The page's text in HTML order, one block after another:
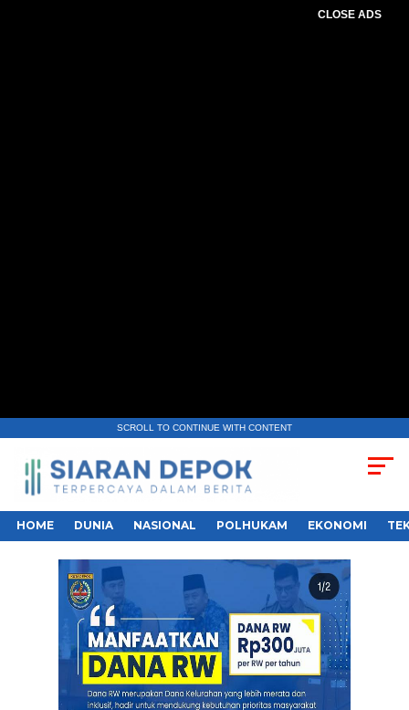
CLOSE ADS
SCROLL TO CONTINUE WITH CONTENT
HOME DUNIA NASIONAL POLHUKAM EKONOMI